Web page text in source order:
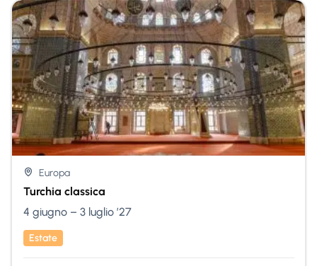
Europa
Turchia classica
Nessuna Scelta
4 giugno – 3 luglio ’27
Estate